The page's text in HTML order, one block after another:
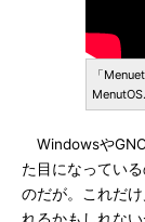
「
Windowsや
た目になってい
のだが。これだ